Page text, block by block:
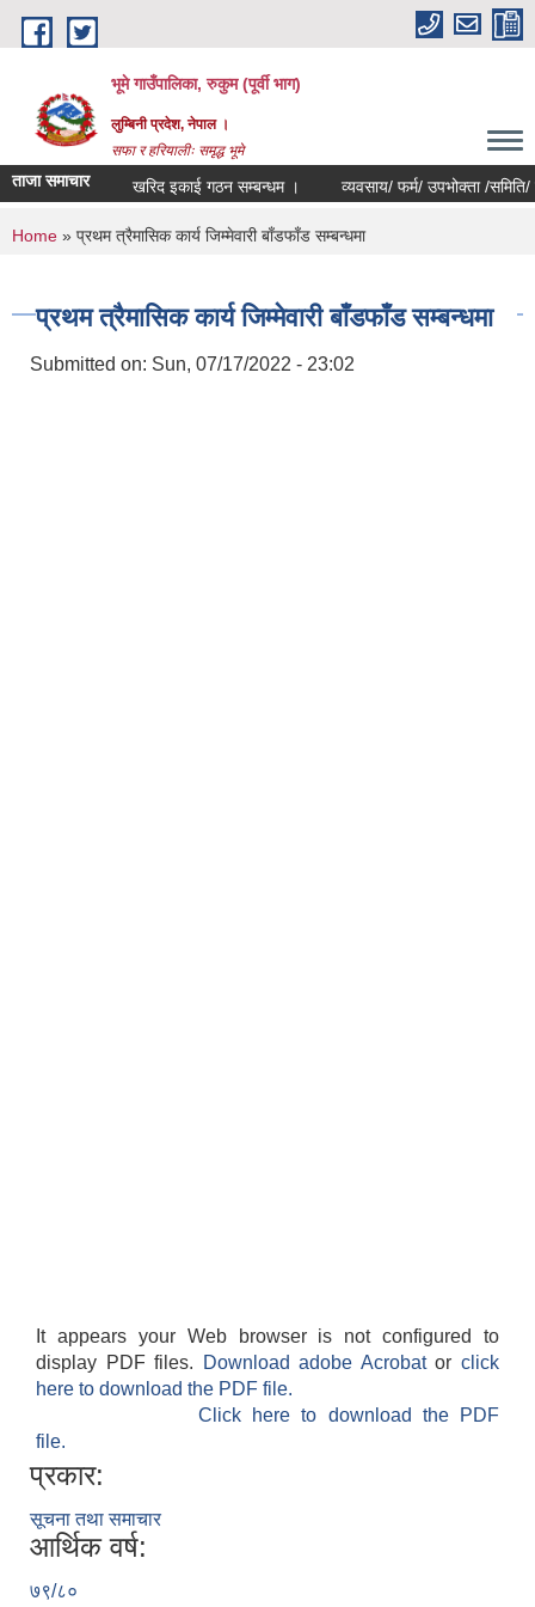
Skip to main content
भूमे गाउँपालिका, रुकुम (पूर्वी भाग)
लुम्बिनी प्रदेश, नेपाल ।
सफा र हरियालीः समृद्ध भूमे
ताजा समाचार खरिद इकाई गठन सम्बन्धम । व्यवसाय/ फर्म/ उपभोक्ता /समिति/
You are here
Home » प्रथम त्रैमासिक कार्य जिम्मेवारी बाँडफाँड सम्बन्धमा
प्रथम त्रैमासिक कार्य जिम्मेवारी बाँडफाँड सम्बन्धमा
Submitted on: Sun, 07/17/2022 - 23:02
It appears your Web browser is not configured to
display PDF files.
Download adobe Acrobatorclick
here to download the PDF file.
Click here to download the PDF
file.
प्रकार:
सूचना तथा समाचार
आर्थिक वर्ष:
७९/८०